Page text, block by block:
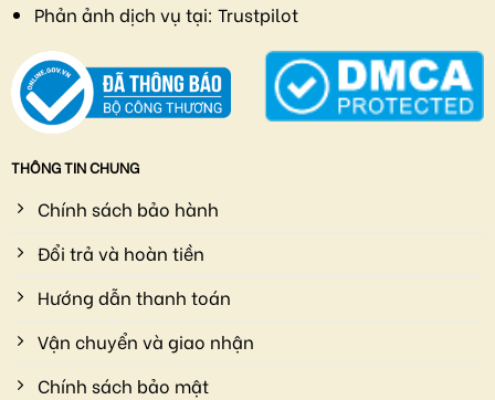
Phản ảnh dịch vụ tại: Trustpilot
THÔNG TIN CHUNG
Chính sách bảo hành
Đổi trả và hoàn tiền
Hướng dẫn thanh toán
Vận chuyển và giao nhận
Chính sách bảo mật